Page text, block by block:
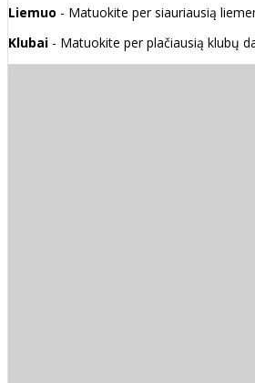
Liemuo - Matuokite per siauriausią
Klubai - Matuokite per plačiausią klubų